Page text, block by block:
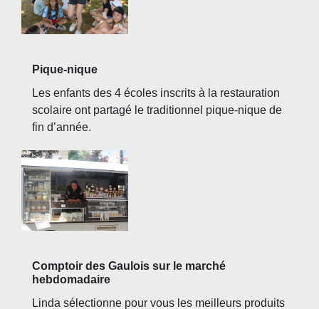
Pique-nique
Les enfants des 4 écoles inscrits à la restauration
scolaire ont partagé le traditionnel pique-nique de
fin d’année.
Comptoir des Gaulois sur le marché
hebdomadaire
Linda sélectionne pour vous les meilleurs produits